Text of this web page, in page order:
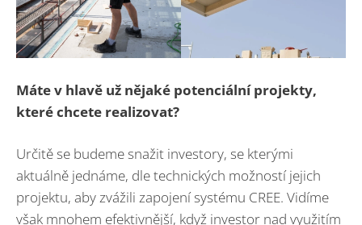
Máte v hlavě už nějaké potenciální projekty,
které chcete realizovat?
Určitě se budeme snažit investory, se kterými
aktuálně jednáme, dle technických možností jejich
projektu, aby zvážili zapojení systému CREE. Vidíme
však mnohem efektivnější, když investor nad využitím